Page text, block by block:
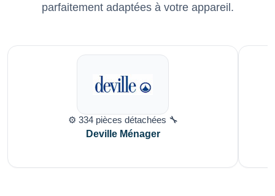
parfaitement adaptées à votre appareil.
⚙️ 334 pièces détachées 🔧
Deville Ménager